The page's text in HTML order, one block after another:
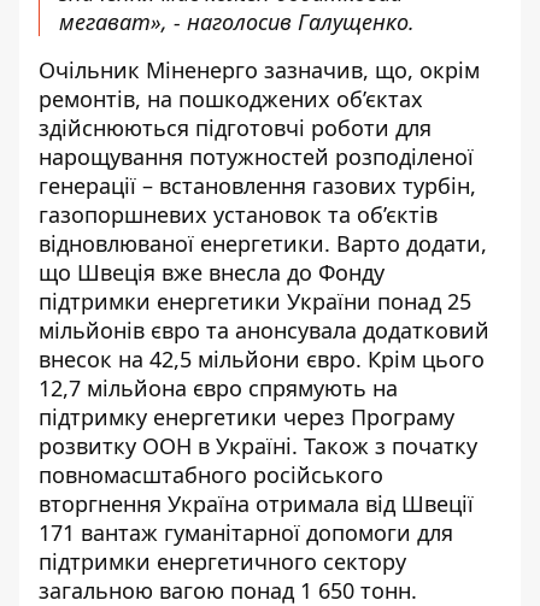
мегават», - наголосив Галущенко.
Очільник Міненерго зазначив, що, окрім
ремонтів, на пошкоджених об’єктах
здійснюються підготовчі роботи для
нарощування потужностей розподіленої
генерації – встановлення газових турбін,
газопоршневих установок та об’єктів
відновлюваної енергетики. Варто додати,
що Швеція вже внесла до Фонду
підтримки енергетики України понад 25
мільйонів євро та анонсувала додатковий
внесок на 42,5 мільйони євро. Крім цього
12,7 мільйона євро спрямують на
підтримку енергетики через Програму
розвитку ООН в Україні. Також з початку
повномасштабного російського
вторгнення Україна отримала від Швеції
171 вантаж гуманітарної допомоги для
підтримки енергетичного сектору
загальною вагою понад 1 650 тонн.